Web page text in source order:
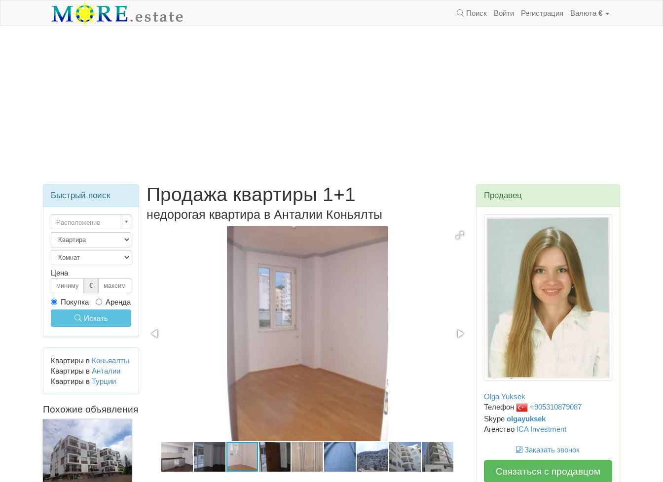
Поиск Войти Регистрация Валюта €
Продажа квартиры 1+1
недорогая квартира в Анталии Коньялты
Продавец
Olga Yuksek
Телефон
+905310879087
Skype olgayuksek
Агенство ICA Investment
Заказать звонок
Связаться с продавцом
Быстрый поиск
Расположение
Цена
€
Покупка
Аренда
Искать
Квартиры в Коньяалты
Квартиры в Анталии
Квартиры в Турции
Похожие объявления